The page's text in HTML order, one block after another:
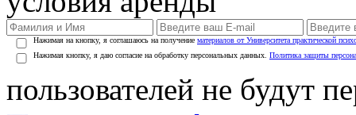
Нажимая на кнопку, я соглашаюсь на получение материалов от Университета практической
Нажимая кнопку, я даю согласие на обработку персональных данных. Политика защиты
пользователей не будут